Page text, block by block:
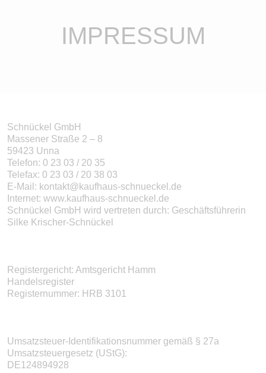
IMPRESSUM
Schnückel GmbH
Massener Straße 2 – 8
59423 Unna
Telefon: 0 23 03 / 20 35
Telefax: 0 23 03 / 20 38 03
E-Mail: kontakt@kaufhaus-schnueckel.de
Internet: www.kaufhaus-schnueckel.de
Schnückel GmbH wird vertreten durch: Geschäftsführerin
Silke Krischer-Schnückel
Registergericht: Amtsgericht Hamm
Handelsregister
Registernummer: HRB 3101
Umsatzsteuer-Identifikationsnummer gemäß § 27a
Umsatzsteuergesetz (UStG):
DE124894928